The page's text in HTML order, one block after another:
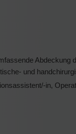
Abdeckung
und
in,